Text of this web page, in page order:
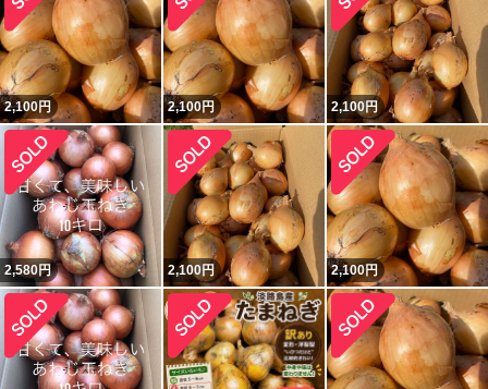
2,100円 2,100円 2,100円
2,580円 2,100円 2,100円